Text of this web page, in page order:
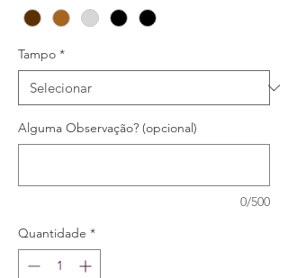
Tampo *
Alguma Observação? (opcional)
0/500
Quantidade *